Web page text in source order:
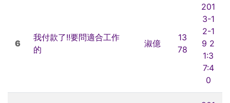
6
我付款了!!要問適合工作
的
淑億
13
78
201
3-1
2-1
9 2
1:3
7:4
0